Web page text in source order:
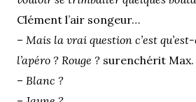
Clément l’air songeur…
– Mais la vrai question c’est
l’apéro ? Rouge ? surenchérit Max.
– Blanc ?